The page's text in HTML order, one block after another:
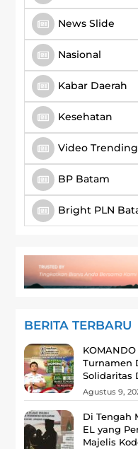
News Slide
Nasional
Kabar Daerah
Kesehatan
Video Trending
BP Batam
Bright PLN
BERITA TERBARU
Turnamen
Solidaritas
Agustus 9,
Di Tengah
EL yang
Majelis